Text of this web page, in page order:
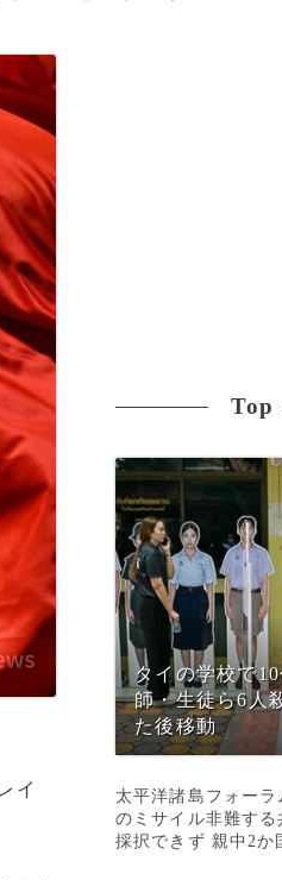
イ
Top
タイの学校で
師・生徒ら6人
た後移動
太平洋諸島フォーラ
のミサイル非難する
採択できず 親中2か